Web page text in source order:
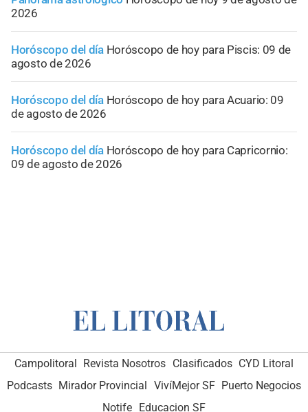
2026
Horóscopo del día Horóscopo de hoy para Piscis: 09 de
agosto de 2026
Horóscopo del día Horóscopo de hoy para Acuario: 09
de agosto de 2026
Horóscopo del día Horóscopo de hoy para Capricornio:
09 de agosto de 2026
Campolitoral Revista Nosotros Clasificados CYD Litoral
Podcasts Mirador Provincial VivíMejor SF Puerto Negocios
Notife Educacion SF